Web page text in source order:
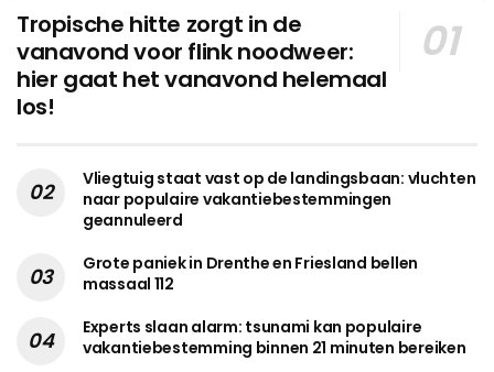
Tropische hitte zorgt in de
vanavond voor flink noodweer:
hier gaat het vanavond helemaal
los!
Vliegtuig staat vast op de landingsbaan: vluchten
naar populaire vakantiebestemmingen
geannuleerd
Grote paniek in Drenthe en Friesland bellen
massaal 112
Experts slaan alarm: tsunami kan populaire
vakantiebestemming binnen 21 minuten bereiken